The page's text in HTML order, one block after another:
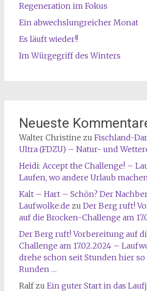
Regeneration im Fokus
Ein abwechslungreicher Monat
Es läuft wieder!!
Im Würgegriff des Winters
Neueste
Walter Christine zu Fischland-
Ultra (FDZU) – Natur- und
Heidi: Accept the Challenge! –
Laufen, wo andere Urlaub
Kalt – Hart – Schön? Der
Laufwolke.de zu Der Berg ruft!
auf die Brocken-Challenge am
Der Berg ruft! Vorbereitung auf
Challenge am 17.02.2024 –
drehe schon seit Stunden hier
Runden …
Ralfzu Ein guter Start in das